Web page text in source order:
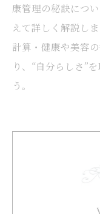
康管理の秘訣につ
えて詳しく解説し
計算・健康や美容
り、“自分らしさ”
う。